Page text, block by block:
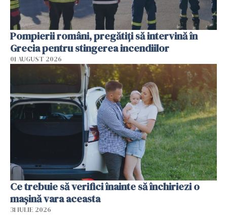
Pompierii români, pregătiţi să intervină în
Grecia pentru stingerea incendiilor
01 AUGUST 2026
Ce trebuie să verifici înainte să închiriezi o
mașină vara aceasta
31 IULIE 2026